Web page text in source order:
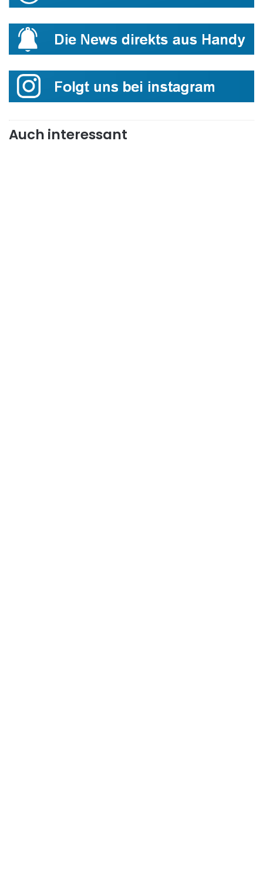
Auch interessant